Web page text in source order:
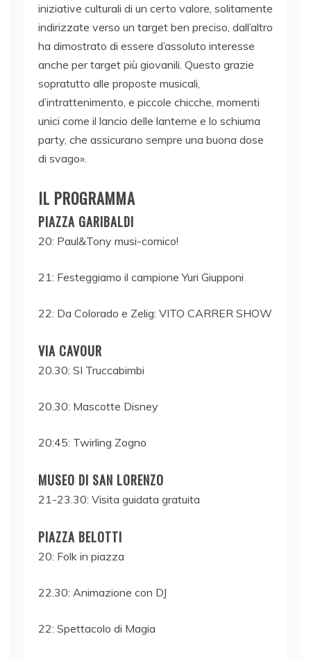
iniziative culturali di un certo valore, solitamente
indirizzate verso un target ben preciso, dall’altro
ha dimostrato di essere d’assoluto interesse
anche per target più giovanili. Questo grazie
sopratutto alle proposte musicali,
d’intrattenimento, e piccole chicche, momenti
unici come il lancio delle lanterne e lo schiuma
party, che assicurano sempre una buona dose
di svago».
IL PROGRAMMA
PIAZZA GARIBALDI
20: Paul&Tony musi-comico!
21: Festeggiamo il campione Yuri Giupponi
22: Da Colorado e Zelig: VITO CARRER SHOW
VIA CAVOUR
20.30: SI Truccabimbi
20.30: Mascotte Disney
20:45: Twirling Zogno
MUSEO DI SAN LORENZO
21-23.30: Visita guidata gratuita
PIAZZA BELOTTI
20: Folk in piazza
22.30: Animazione con DJ
22: Spettacolo di Magia